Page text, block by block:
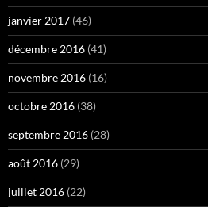
janvier 2017 (46)
décembre 2016 (41)
novembre 2016 (16)
octobre 2016 (38)
septembre 2016 (28)
août 2016 (29)
juillet 2016 (22)